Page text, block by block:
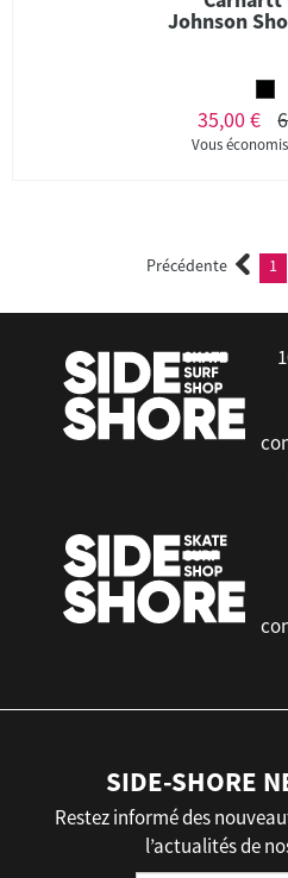
Johnson
35,00 €
Vous
Précédente 1
SIDE-SHORE
Restez informé des
l’actualités de